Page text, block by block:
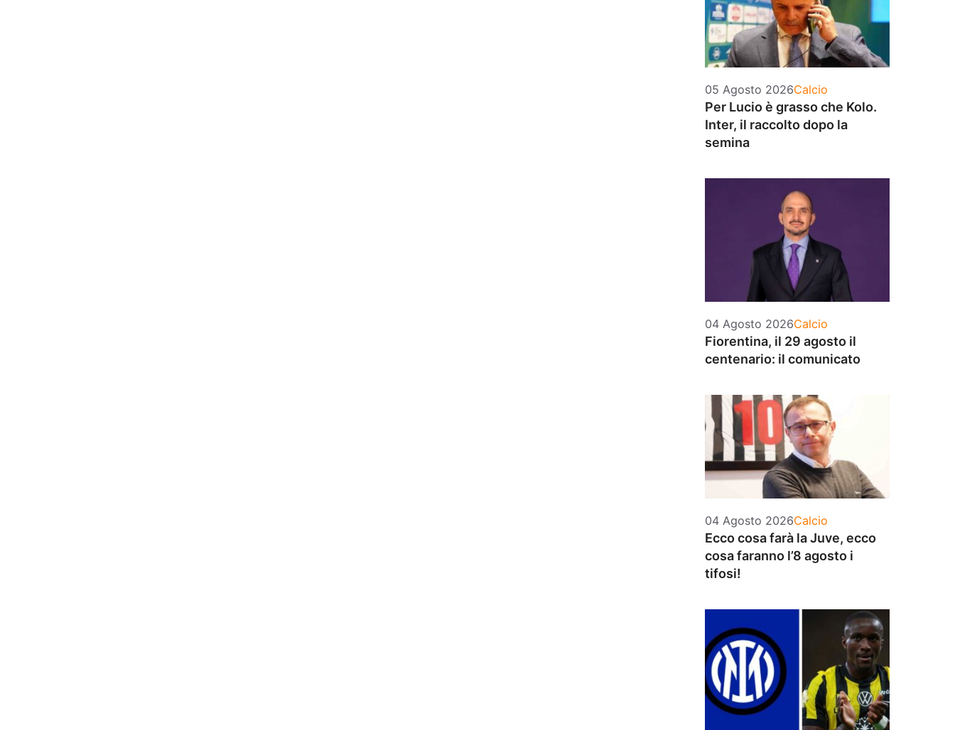
05 Agosto 2026Categorie
Calcio
Per Lucio è grasso che Kolo.
Inter, il raccolto dopo la
semina
04 Agosto 2026Categorie
Calcio
Fiorentina, il 29 agosto il
centenario: il comunicato
04 Agosto 2026Categorie
Calcio
Ecco cosa farà la Juve, ecco
cosa faranno l’8 agosto i
tifosi!